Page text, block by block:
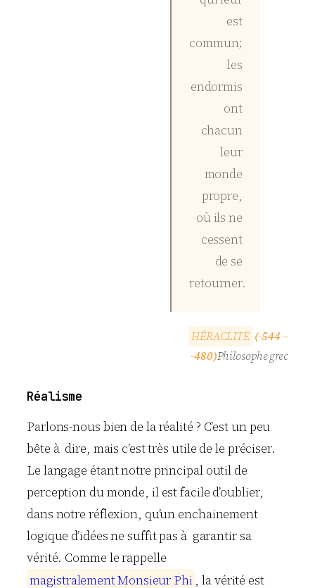
est
commun;
les
endormis
ont
chacun
leur
monde
propre,
où ils ne
cessent
de se
retourner.
HÉRACLITE (-544 –
-480)Philosophe grec
Réalisme
Parlons-nous bien de la réalité ? C’est un peu
bête à dire, mais c’est très utile de le préciser.
Le langage étant notre principal outil de
perception du monde, il est facile d’oublier,
dans notre réflexion, qu’un enchainement
logique d’idées ne suffit pas à garantir sa
vérité. Comme le rappelle
magistralementMonsieur Phi , la vérité est